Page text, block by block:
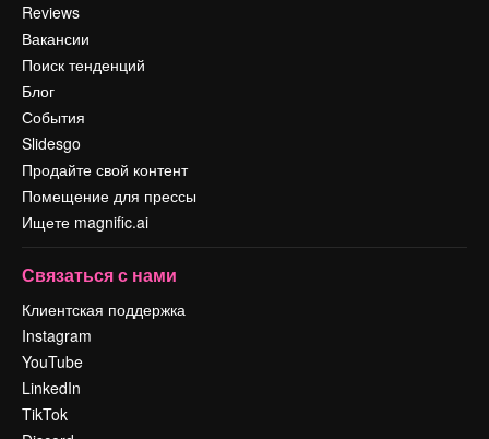
Reviews
Вакансии
Поиск тенденций
Блог
События
Slidesgo
Продайте свой контент
Помещение для прессы
Ищете magnific.ai
Связаться с нами
Клиентская поддержка
Instagram
YouTube
LinkedIn
TikTok